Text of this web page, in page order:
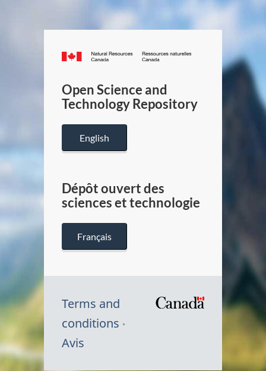
Canada.ca
/
Canada
Open Science and
Technology Repository
English
Dépôt ouvert des
sciences et technologie
Français
Terms and
conditions
Avis